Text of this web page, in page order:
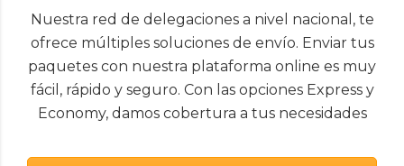
Nuestra red de delegaciones a nivel nacional, te
ofrece múltiples soluciones de envío. Enviar tus
paquetes con nuestra plataforma online es muy
fácil, rápido y seguro. Con las opciones Express y
Economy, damos cobertura a tus necesidades